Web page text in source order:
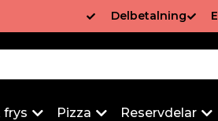
Delbetalning
frys Pizza Reservdelar